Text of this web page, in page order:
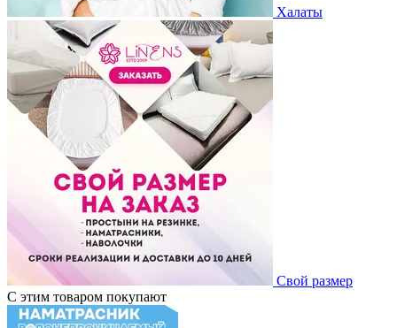
Халаты
Свой размер
С этим товаром покупают